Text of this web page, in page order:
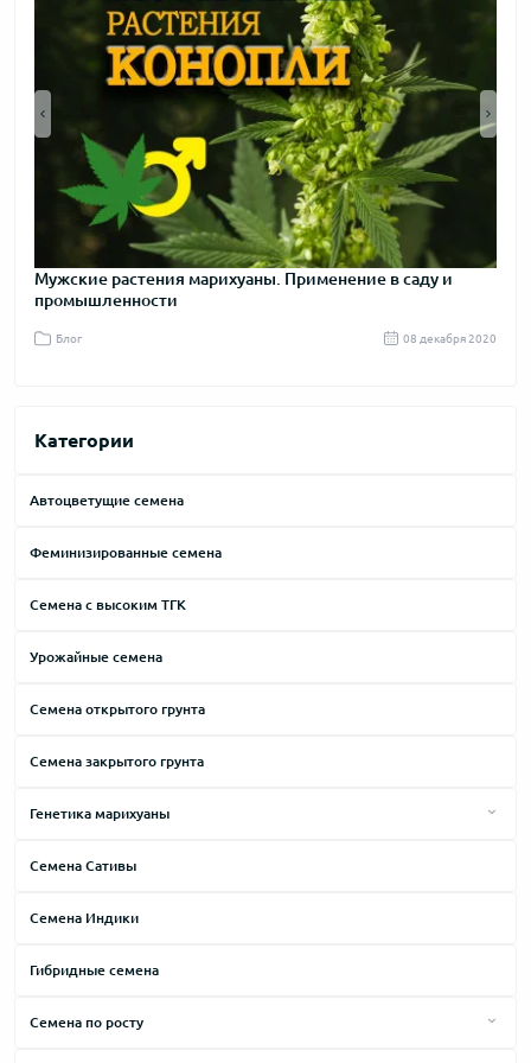
Мужские растения марихуаны. Применение в саду и
промышленности
Блог 08 декабря 2020
Категории
Автоцветущие семена
Феминизированные семена
Семена с высоким ТГК
Урожайные семена
Семена открытого грунта
Семена закрытого грунта
Генетика марихуаны
Amnesia
Big Bang
Семена Сативы
Семена Индики
Гибридные семена
Семена по росту